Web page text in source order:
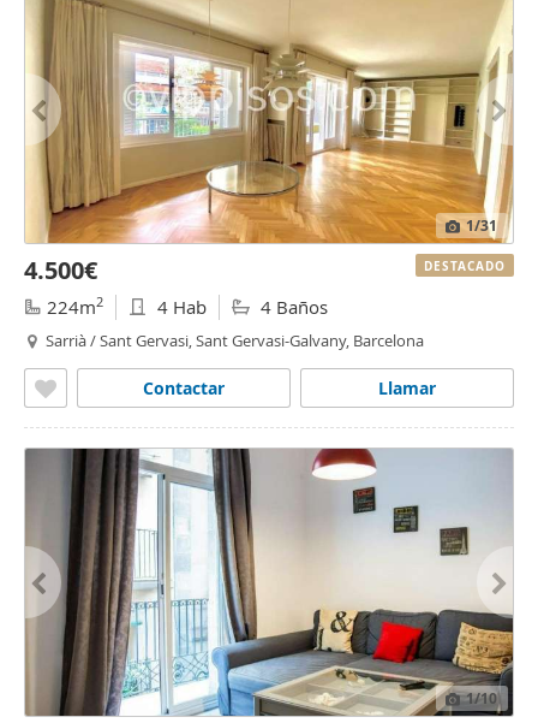
1/31
4.500€
224m2 4 Hab 4 Baños
Sarrià / Sant Gervasi, Sant Gervasi-Galvany, Barcelona
Llamar
Contactar
DESTACADO
1/10